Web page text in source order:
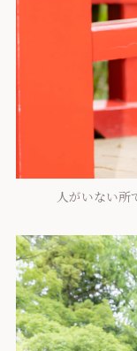
人がいない所